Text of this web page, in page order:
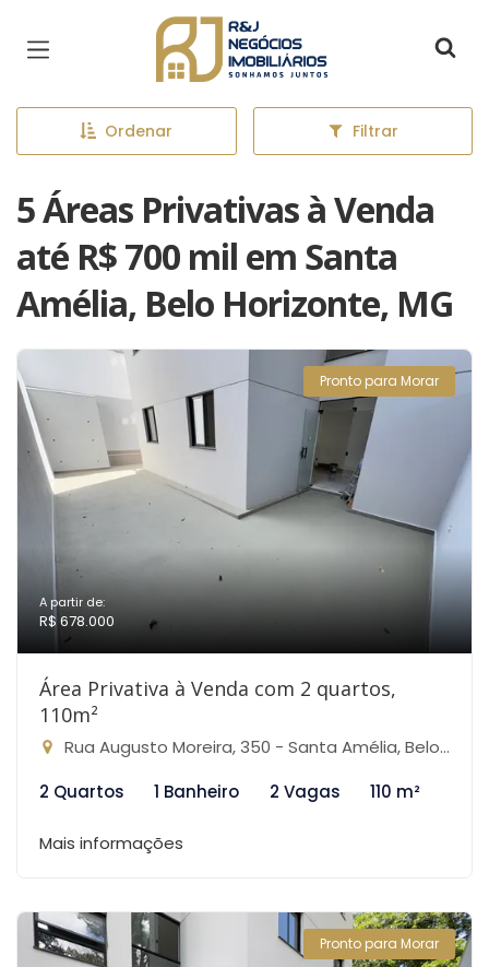
Página inicial
Ordenar Filtrar
5 Áreas Privativas à Venda
até R$ 700 mil em Santa
Amélia, Belo Horizonte, MG
Pronto para Morar
A partir de:
R$ 678.000
Área Privativa à Venda com 2 quartos,
110m²
Rua Augusto Moreira, 350 - Santa Amélia, Belo Horizonte-MG
2 Quartos
1 Banheiro 2 Vagas 110 m²
Mais informações
Pronto para Morar